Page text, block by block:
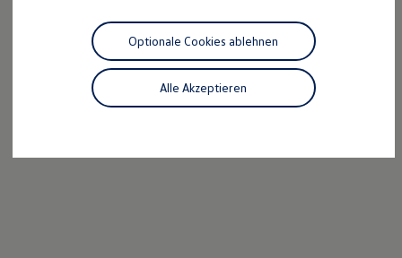
California Reisen & Erlebnisse
California App
California Lifestyle & Zubehör
Übernachten im California
Unternehmen
Karriere im Autohaus
Alle Akzeptieren
Optionale Cookies ablehnen